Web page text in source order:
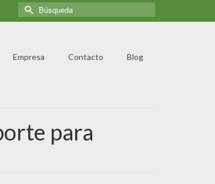
Empresa Contacto Blog
para